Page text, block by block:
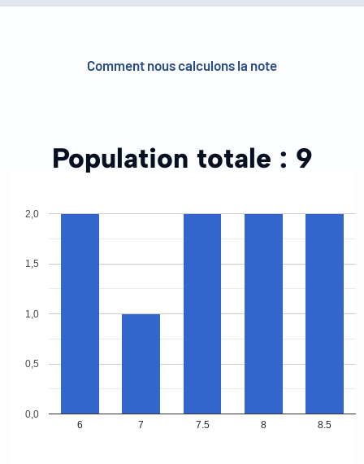
Comment nous calculons la note
Population totale : 9
6 7 7.5 8 8.5
0,0
0,5
1,0
1,5
2,0